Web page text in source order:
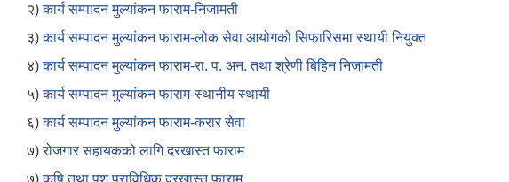
२)कार्य सम्पादन मुल्यांकन फाराम-निजामती
३)कार्य सम्पादन मुल्यांकन फाराम-लोक सेवा आयोगको सिफारिसमा स्थायी नियुक्त
४)कार्य सम्पादन मुल्यांकन फाराम-रा. प. अन. तथा श्रेणी बिहिन निजामती
५)कार्य सम्पादन मुल्यांकन फाराम-स्थानीय स्थायी
६)कार्य सम्पादन मुल्यांकन फाराम-करार सेवा
७)रोजगार सहायकको लागि दरखास्त फाराम
७)कृषि तथा पशु प्राविधिक दरखास्त फाराम